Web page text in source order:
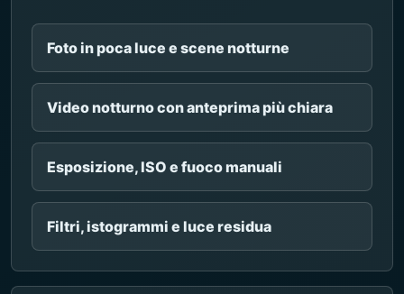
Foto in poca luce e scene notturne
Video notturno con anteprima più chiara
Esposizione, ISO e fuoco manuali
Filtri, istogrammi e luce residua